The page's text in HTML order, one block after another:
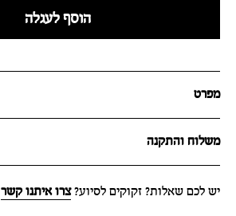
הוסף לעגלה
מפרט
משלוח והתקנה
יש לכם שאלות? זקוקים לסיוע?צרו איתנו קשר